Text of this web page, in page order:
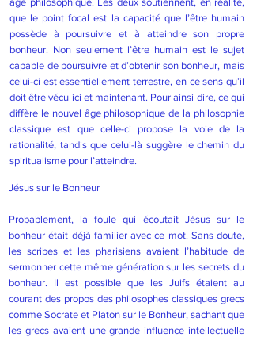
que le point focal est la capacité que l’être humain
possède à poursuivre et à atteindre son propre
bonheur. Non seulement l’être humain est le sujet
capable de poursuivre et d’obtenir son bonheur, mais
celui-ci est essentiellement terrestre, en ce sens qu’il
doit être vécu ici et maintenant. Pour ainsi dire, ce qui
diffère le nouvel âge philosophique de la philosophie
classique est que celle-ci propose la voie de la
rationalité, tandis que celui-là suggère le chemin du
spiritualisme pour l’atteindre.
Jésus sur le Bonheur
Probablement, la foule qui écoutait Jésus sur le
bonheur était déjà familier avec ce mot. Sans doute,
les scribes et les pharisiens avaient l’habitude de
sermonner cette même génération sur les secrets du
bonheur. Il est possible que les Juifs étaient au
courant des propos des philosophes classiques grecs
comme Socrate et Platon sur le Bonheur, sachant que
les grecs avaient une grande influence intellectuelle